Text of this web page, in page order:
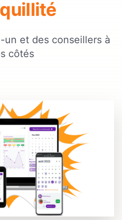
et des conseillers à
côtés